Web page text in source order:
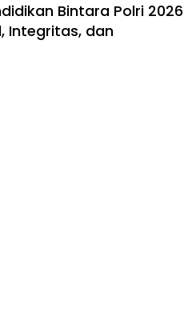
Bintara Polri 2026
Integritas, dan